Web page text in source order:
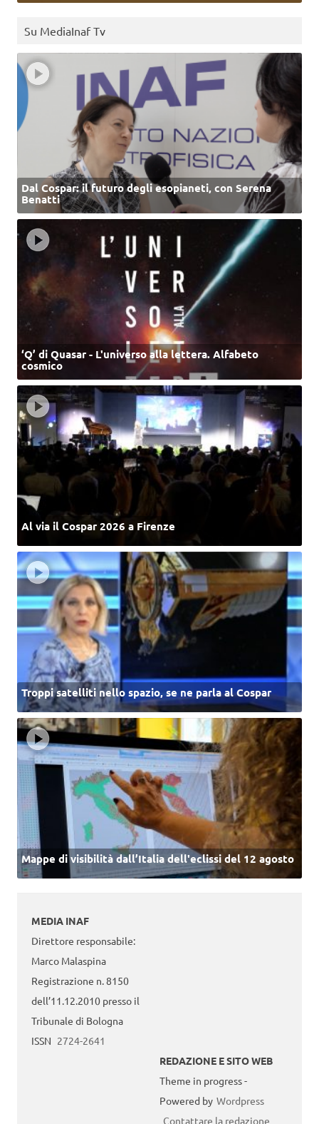
Su MediaInaf Tv
Dal Cospar: il futuro degli esopianeti, con Serena
Benatti
‘Q’ di Quasar - L'universo alla lettera. Alfabeto
cosmico
Al via il Cospar 2026 a Firenze
Troppi satelliti nello spazio, se ne parla al Cospar
Mappe di visibilità dall’Italia dell'eclissi del 12 agosto
MEDIA INAF
Direttore responsabile:
Marco Malaspina
Registrazione n. 8150
dell’11.12.2010 presso il
Tribunale di Bologna
ISSN 2724-2641
REDAZIONE E SITO WEB
Theme in progress -
Powered by Wordpress
Contattare la redazione